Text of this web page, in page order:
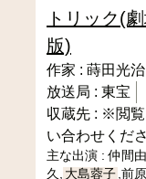
トリック(
版)
作家 : 蒔田光治
放送局 : 東宝
収蔵先 : ※閲覧
い合わせくだ
主な出演 :仲間
久,
大島蓉子 ,前